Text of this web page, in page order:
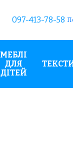
097-413-78-58
МЕБЛІ
ДЛЯ
ДІТЕЙ